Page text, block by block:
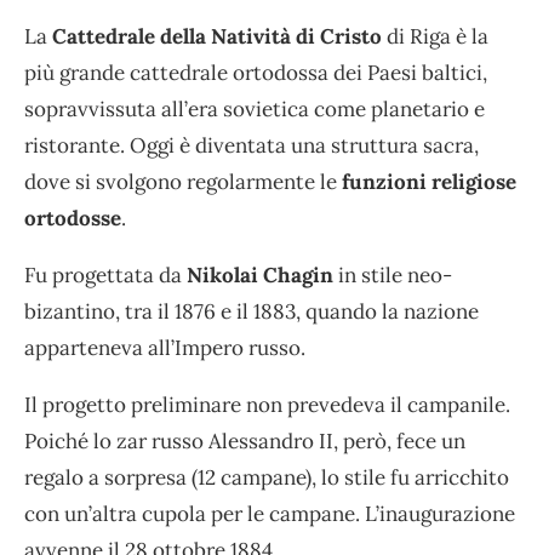
LaCattedrale della Natività di Cristo di Riga è la
più grande cattedrale ortodossa dei Paesi baltici,
sopravvissuta all’era sovietica come planetario e
ristorante. Oggi è diventata una struttura sacra,
dove si svolgono regolarmente lefunzioni religiose
ortodosse.
Fu progettata daNikolai Chaginin stile neo-
bizantino, tra il 1876 e il 1883, quando la nazione
apparteneva all’Impero russo.
Il progetto preliminare non prevedeva il campanile.
Poiché lo zar russo Alessandro II, però, fece un
regalo a sorpresa (12 campane), lo stile fu arricchito
con un’altra cupola per le campane. L’inaugurazione